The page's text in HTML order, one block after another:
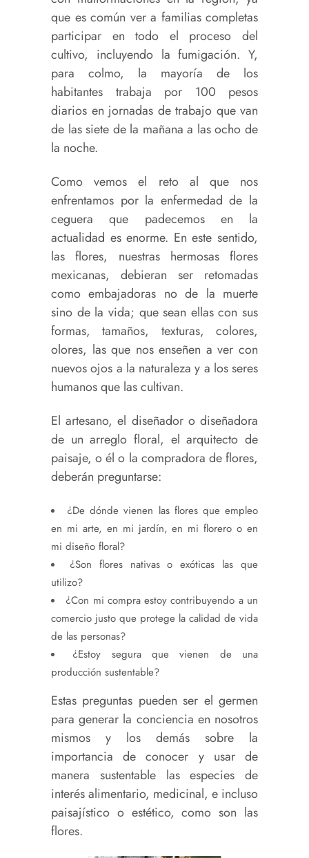
que es común ver a familias completas
participar en todo el proceso del
cultivo, incluyendo la fumigación. Y,
para colmo, la mayoría de los
habitantes trabaja por 100 pesos
diarios en jornadas de trabajo que van
de las siete de la mañana a las ocho de
la noche.
Como vemos el reto al que nos
enfrentamos por la enfermedad de la
ceguera que padecemos en la
actualidad es enorme. En este sentido,
las flores, nuestras hermosas flores
mexicanas, debieran ser retomadas
como embajadoras no de la muerte
sino de la vida; que sean ellas con sus
formas, tamaños, texturas, colores,
olores, las que nos enseñen a ver con
nuevos ojos a la naturaleza y a los seres
humanos que las cultivan.
El artesano, el diseñador o diseñadora
de un arreglo floral, el arquitecto de
paisaje, o él o la compradora de flores,
deberán preguntarse:
¿De dónde vienen las flores que empleo
en mi arte, en mi jardín, en mi florero o en
mi diseño floral?
¿Son flores nativas o exóticas las que
utilizo?
¿Con mi compra estoy contribuyendo a un
comercio justo que protege la calidad de vida
de las personas?
¿Estoy segura que vienen de una
producción sustentable?
Estas preguntas pueden ser el germen
para generar la conciencia en nosotros
mismos y los demás sobre la
importancia de conocer y usar de
manera sustentable lasespecies de
interés alimentario, medicinal, e incluso
paisajístico o estético, como son las
flores.